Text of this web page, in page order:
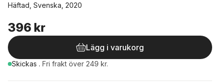
Häftad, Svenska, 2020
396 kr
Lägg i varukorg
Skickas . Fri frakt över 249 kr.